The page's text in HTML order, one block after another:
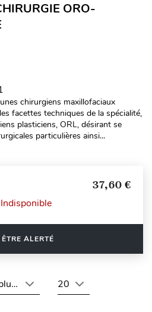
ORO-
chirurgiens maxillofaciaux
facettes techniques de la spécialité,
plasticiens, ORL, désirant se
particulières ainsi...
37,60 €
Indisponible
ÊTRE ALERTÉ
récent au plus ancien
20